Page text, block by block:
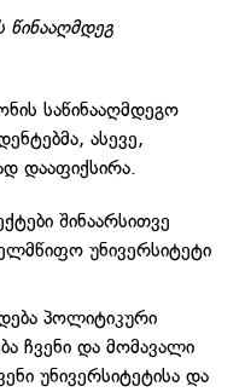
წინააღმდეგ
საწინააღმდეგო
ასევე,
დააფიქსირა.
შინაარსითვე
უნივერსიტეტი
პოლიტიკური
ჩვენი და მომავალი
უნივერსიტეტისა და